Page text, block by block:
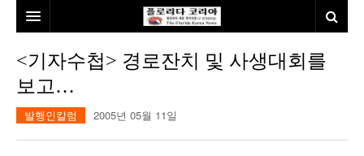
본사소개
뉴스
<기자수첩> 경로잔치 및 사생대회를
보고…
발행인칼럼 2005년 05월 11일